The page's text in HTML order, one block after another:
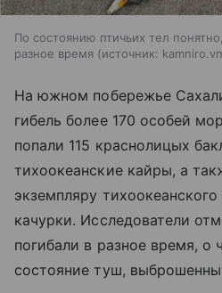
По состоянию птичьих тел
разное время
источник:
На южном побережье
гибель более 170 особей
попали 115 краснолицых
тихоокеанские кайры, а
экземпляру
качурки. Исследователи
погибали в разное время, о
состояние туш,